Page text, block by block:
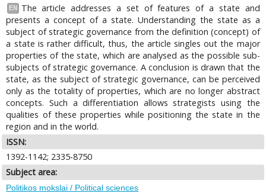
EN
The article addresses a set of features of a state and
presents a concept of a state. Understanding the state as a
subject of strategic governance from the definition (concept) of
a state is rather difficult, thus, the article singles out the major
properties of the state, which are analysed as the possible sub-
subjects of strategic governance. A conclusion is drawn that the
state, as the subject of strategic governance, can be perceived
only as the totality of properties, which are no longer abstract
concepts. Such a differentiation allows strategists using the
qualities of these properties while positioning the state in the
region and in the world.
ISSN:
1392-1142; 2335-8750
Subject area:
Politikos mokslai / Political sciences